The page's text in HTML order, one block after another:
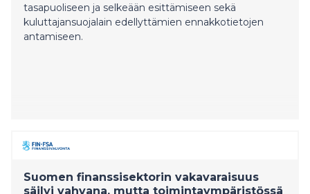
tasapuoliseen ja selkeään esittämiseen sekä
kuluttajansuojalain edellyttämien ennakkotietojen
antamiseen.
Suomen finanssisektorin vakavaraisuus
säilyi vahvana, mutta toimintaympäristössä